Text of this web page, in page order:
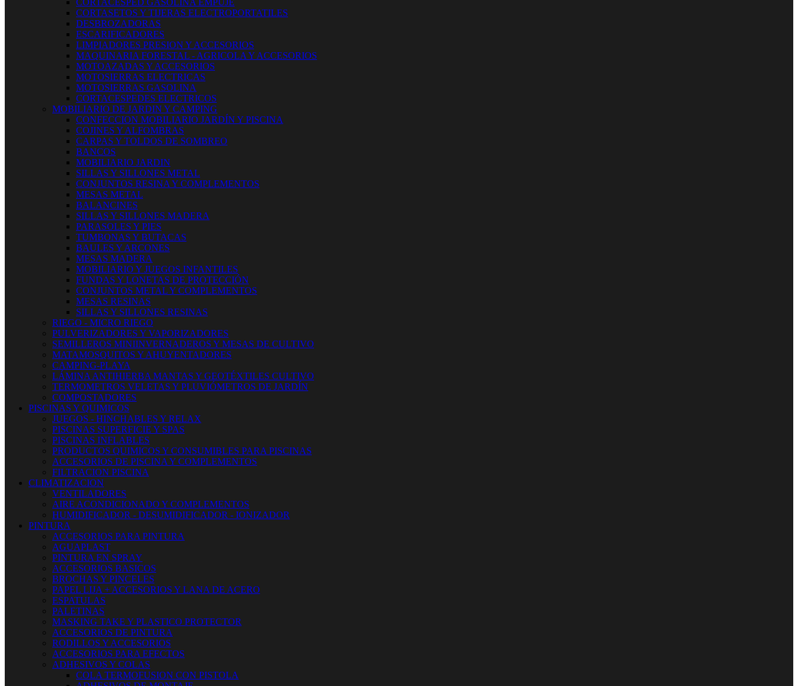
CORTACESPED GASOLINA EMPUJE
CORTASETOS Y TIJERAS ELECTROPORTATILES
DESBROZADORAS
ESCARIFICADORES
LIMPIADORES PRESION Y ACCESORIOS
MAQUINARIA FORESTAL - AGRICOLA Y ACCESORIOS
MOTOAZADAS Y ACCESORIOS
MOTOSIERRAS ELECTRICAS
MOTOSIERRAS GASOLINA
CORTACESPEDES ELECTRICOS
MOBILIARIO DE JARDIN Y CAMPING
CONFECCION MOBILIARIO JARDÍN Y PISCINA
COJINES Y ALFOMBRAS
CARPAS Y TOLDOS DE SOMBREO
BANCOS
MOBILIARIO JARDIN
SILLAS Y SILLONES METAL
CONJUNTOS RESINA Y COMPLEMENTOS
MESAS METAL
BALANCINES
SILLAS Y SILLONES MADERA
PARASOLES Y PIES
TUMBONAS Y BUTACAS
BAULES Y ARCONES
MESAS MADERA
MOBILIARIO Y JUEGOS INFANTILES
FUNDAS Y LONETAS DE PROTECCIÓN
CONJUNTOS METAL Y COMPLEMENTOS
MESAS RESINAS
SILLAS Y SILLONES RESINAS
RIEGO - MICRO RIEGO
PULVERIZADORES Y VAPORIZADORES
SEMILLEROS MINIINVERNADEROS Y MESAS DE CULTIVO
MATAMOSQUITOS Y AHUYENTADORES
CAMPING-PLAYA
LÁMINA ANTIHIERBA MANTAS Y GEOTÉXTILES CULTIVO
TERMOMETROS VELETAS Y PLUVIÓMETROS DE JARDÍN
COMPOSTADORES
PISCINAS Y QUIMICOS
JUEGOS - HINCHABLES Y RELAX
PISCINAS SUPERFICIE Y SPAS
PISCINAS INFLABLES
PRODUCTOS QUIMICOS Y CONSUMIBLES PARA PISCINAS
ACCESORIOS DE PISCINA Y COMPLEMENTOS
FILTRACION PISCINA
CLIMATIZACION
VENTILADORES
AIRE ACONDICIONADO Y COMPLEMENTOS
HUMIDIFICADOR - DESUMIDIFICADOR - IONIZADOR
PINTURA
ACCESORIOS PARA PINTURA
AGUAPLAST
PINTURA EN SPRAY
ACCESORIOS BASICOS
BROCHAS Y PINCELES
PAPEL LIJA + ACCESORIOS Y LANA DE ACERO
ESPATULAS
PALETINAS
MASKING TAKE Y PLASTICO PROTECTOR
ACCESORIOS DE PINTURA
RODILLOS Y ACCESORIOS
ACCESORIOS PARA EFECTOS
ADHESIVOS Y COLAS
COLA TERMOFUSION CON PISTOLA